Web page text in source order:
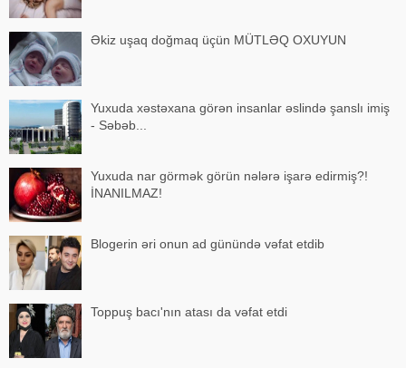
Əkiz uşaq doğmaq üçün MÜTLƏQ OXUYUN
Yuxuda xəstəxana görən insanlar əslində şanslı imiş
- Səbəb...
Yuxuda nar görmək görün nələrə işarə edirmiş?!
İNANILMAZ!
Blogerin əri onun ad günündə vəfat etdib
Toppuş bacı'nın atası da vəfat etdi